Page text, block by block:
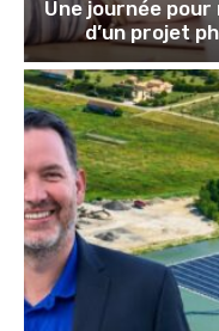
Une journée
d’un projet